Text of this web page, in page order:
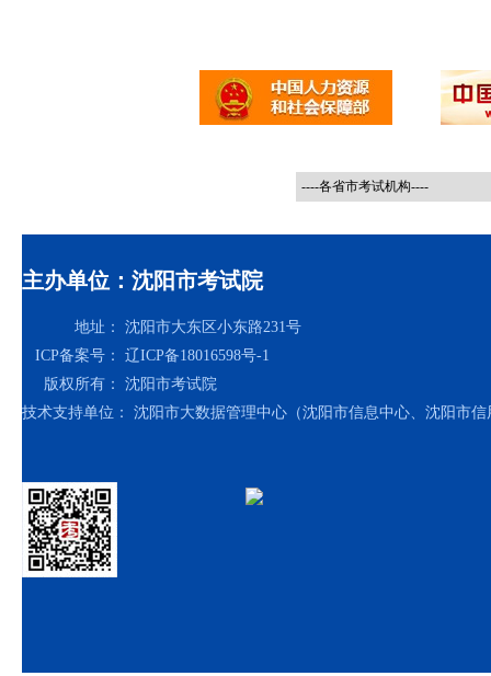
主办单位：沈阳市考试院
地址：
沈阳市大东区小东路231号
ICP备案号：
辽ICP备18016598号-1
版权所有：
沈阳市考试院
技术支持单位：
沈阳市大数据管理中心（沈阳市信息中心、沈阳市信